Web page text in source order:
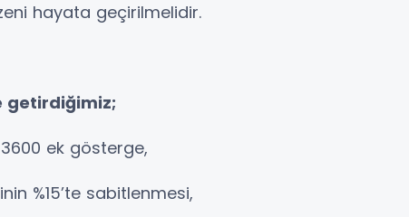
hayata geçirilmelidir.
getirdiğimiz;
ek gösterge,
%15’te sabitlenmesi,